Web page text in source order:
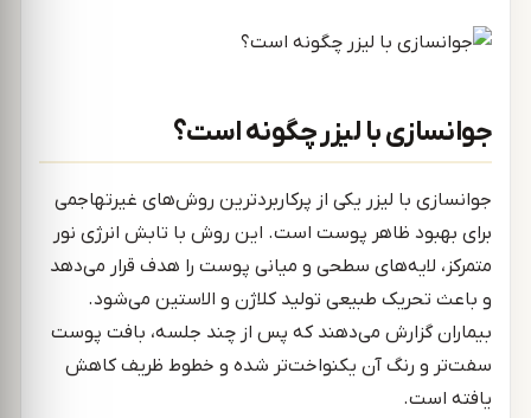
جوانسازی با لیزر چگونه است؟
جوانسازی با لیزر یکی از پرکاربردترین روش‌های غیرتهاجمی
برای بهبود ظاهر پوست است. این روش با تابش انرژی نور
متمرکز، لایه‌های سطحی و میانی پوست را هدف قرار می‌دهد
و باعث تحریک طبیعی تولید کلاژن و الاستین می‌شود.
بیماران گزارش می‌دهند که پس از چند جلسه، بافت پوست
سفت‌تر و رنگ آن یکنواخت‌تر شده و خطوط ظریف کاهش
یافته است.